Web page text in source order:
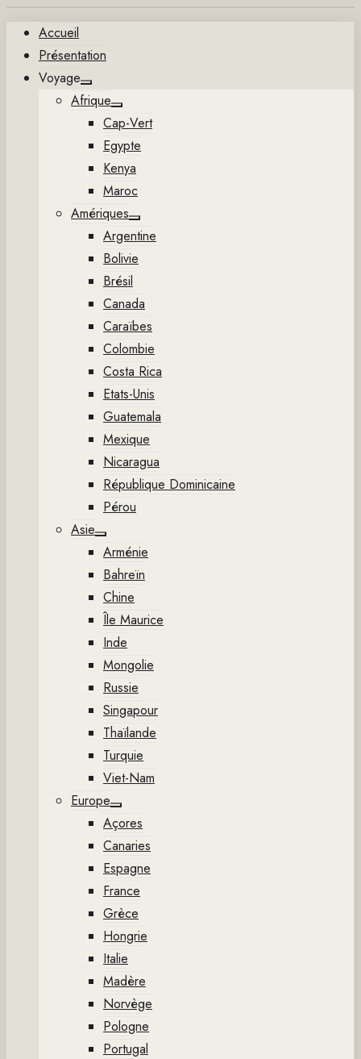
contenu
Accueil
Présentation
Voyage
Show
sub
menu
Afrique
Show
sub
menu
Cap-Vert
Egypte
Kenya
Maroc
Amériques
Show
sub
menu
Argentine
Bolivie
Brésil
Canada
Caraïbes
Colombie
Costa Rica
Etats-Unis
Guatemala
Mexique
Nicaragua
République Dominicaine
Pérou
Asie
Show
sub
menu
Arménie
Bahreïn
Chine
Île Maurice
Inde
Mongolie
Russie
Singapour
Thaïlande
Turquie
Viet-Nam
Europe
Show
sub
menu
Açores
Canaries
Espagne
France
Grèce
Hongrie
Italie
Madère
Norvège
Pologne
Portugal